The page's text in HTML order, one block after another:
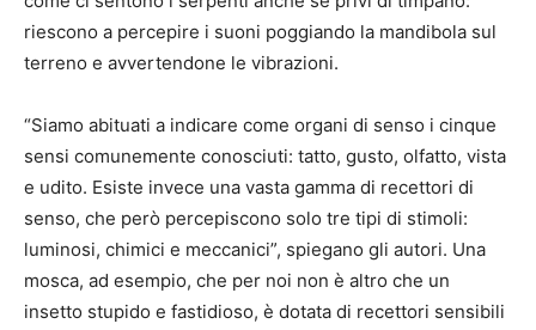
riescono a percepire i suoni poggiando la mandibola sul
terreno e avvertendone le vibrazioni.
“Siamo abituati a indicare come organi di senso i cinque
sensi comunemente conosciuti: tatto, gusto, olfatto, vista
e udito. Esiste invece una vasta gamma di recettori di
senso, che però percepiscono solo tre tipi di stimoli:
luminosi, chimici e meccanici”, spiegano gli autori. Una
mosca, ad esempio, che per noi non è altro che un
insetto stupido e fastidioso, è dotata di recettori sensibili